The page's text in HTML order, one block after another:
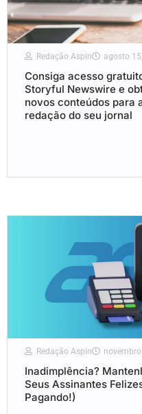
Redação Aspin agosto
Consiga acesso
Storyful Newswire e
novos conteúdos para
redação do seu jornal
Redação Aspin
Inadimplência?
Seus Assinantes
Pagando!)